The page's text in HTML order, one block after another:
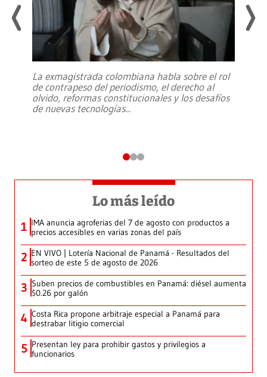
La exmagistrada colombiana habla sobre el rol
de contrapeso del periodismo, el derecho al
olvido, reformas constitucionales y los desafíos
de nuevas tecnologías...
Lo más leído
1 IMA anuncia agroferias del 7 de agosto con productos a
precios accesibles en varias zonas del país
2 EN VIVO | Lotería Nacional de Panamá - Resultados del
sorteo de este 5 de agosto de 2026
3 Suben precios de combustibles en Panamá: diésel aumenta
$0.26 por galón
4 Costa Rica propone arbitraje especial a Panamá para
destrabar litigio comercial
5 Presentan ley para prohibir gastos y privilegios a
funcionarios